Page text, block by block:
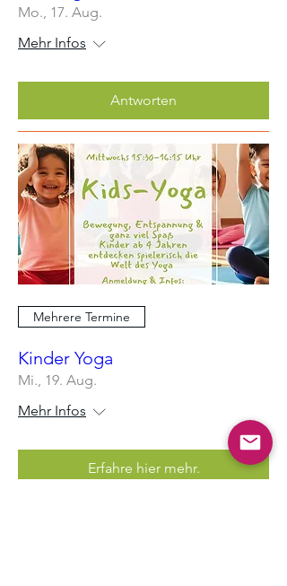
Mo., 17. Aug.
Mehr Infos
Antworten
Mehrere Termine
Kinder Yoga
Mi., 19. Aug.
Mehr Infos
Erfahre hier mehr.